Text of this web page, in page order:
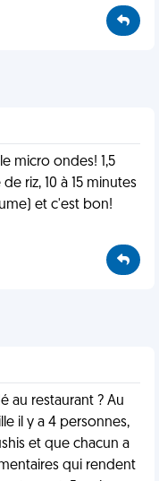
micro ondes! 1,5
riz, 10 à 15 minutes
et c'est bon!
au restaurant ? Au
il y a 4 personnes,
et que chacun a
qui rendent